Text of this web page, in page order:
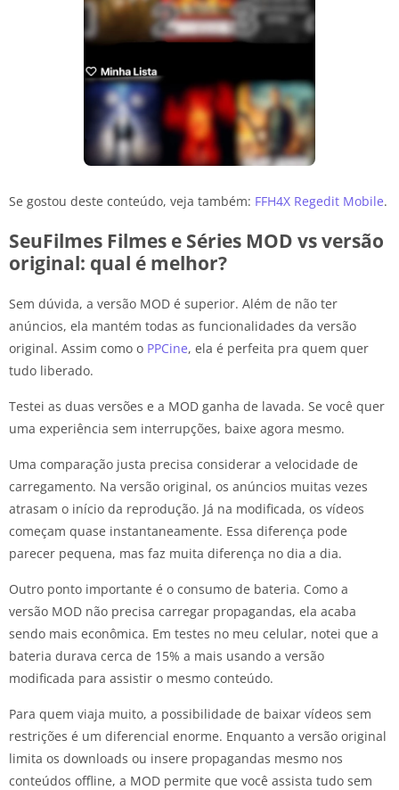
Se gostou deste conteúdo, veja também: FFH4X Regedit Mobile.
SeuFilmes Filmes e Séries MOD vs versão
original: qual é melhor?
Sem dúvida, a versão MOD é superior. Além de não ter
anúncios, ela mantém todas as funcionalidades da versão
original. Assim como o PPCine, ela é perfeita pra quem quer
tudo liberado.
Testei as duas versões e a MOD ganha de lavada. Se você quer
uma experiência sem interrupções, baixe agora mesmo.
Uma comparação justa precisa considerar a velocidade de
carregamento. Na versão original, os anúncios muitas vezes
atrasam o início da reprodução. Já na modificada, os vídeos
começam quase instantaneamente. Essa diferença pode
parecer pequena, mas faz muita diferença no dia a dia.
Outro ponto importante é o consumo de bateria. Como a
versão MOD não precisa carregar propagandas, ela acaba
sendo mais econômica. Em testes no meu celular, notei que a
bateria durava cerca de 15% a mais usando a versão
modificada para assistir o mesmo conteúdo.
Para quem viaja muito, a possibilidade de baixar vídeos sem
restrições é um diferencial enorme. Enquanto a versão original
limita os downloads ou insere propagandas mesmo nos
conteúdos offline, a MOD permite que você assista tudo sem